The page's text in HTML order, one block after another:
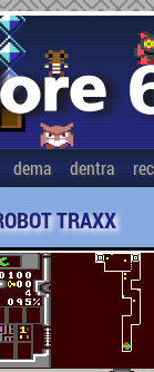
dema dentra
TRAXX